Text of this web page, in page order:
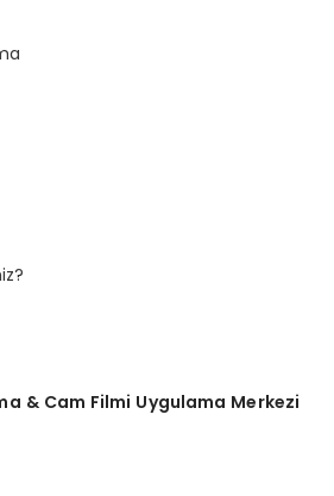
& Cam Filmi Uygulama Merkezi